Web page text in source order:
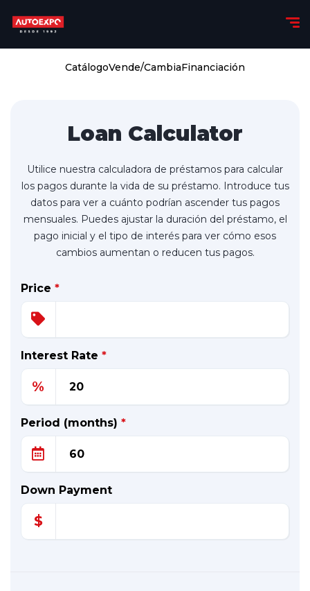
CatálogoVende/CambiaFinanciación
Loan Calculator
Utilice nuestra calculadora de préstamos para calcular
los pagos durante la vida de su préstamo. Introduce tus
datos para ver a cuánto podrían ascender tus pagos
mensuales. Puedes ajustar la duración del préstamo, el
pago inicial y el tipo de interés para ver cómo esos
cambios aumentan o reducen tus pagos.
Price *
Interest Rate *
%
Period (months) *
Down Payment
$